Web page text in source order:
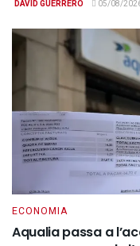
DAVID GUERRERO 05/08/
ECONOMIA
Aqualia passa a